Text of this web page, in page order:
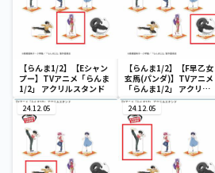
【らんま1/2】【Eシャン
プー】TVアニメ「らんま
1/2」 アクリルスタンド
【らんま1/2】【F早乙女
玄馬(パンダ)】TVアニメ
「らんま1/2」 アクリル
スタンド
24.12.05 24.12.05